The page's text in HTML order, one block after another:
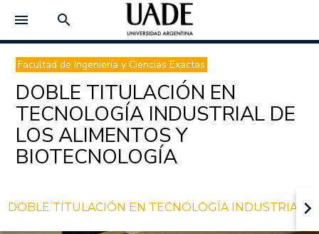
menu search
Facultad de Ingeniería y Ciencias Exactas
DOBLE TITULACIÓN EN
TECNOLOGÍA INDUSTRIAL DE
LOS ALIMENTOS Y
BIOTECNOLOGÍA
DOBLE TITULACIÓN EN TECNOLOGÍA INDUSTRIALkeyboard_arrow_right